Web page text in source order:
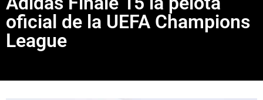
oficial de la UEFA Champions
League